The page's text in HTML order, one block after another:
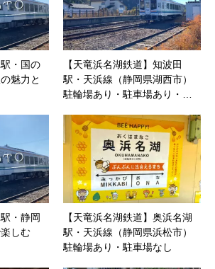
・国の
魅力と
【天竜浜名湖鉄道】知波田
駅・天浜線（静岡県湖西市）
駐輪場あり・駐車場あり・…
・静岡
しむ
【天竜浜名湖鉄道】奥浜名湖
駅・天浜線（静岡県浜松市）
駐輪場あり・駐車場なし